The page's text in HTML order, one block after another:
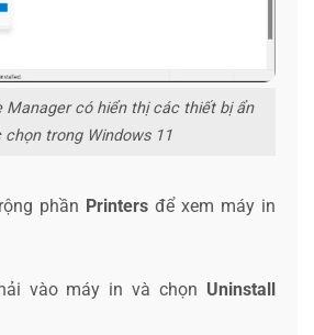
Manager có hiển thị các thiết bị ẩn
chọn trong Windows 11
phần Printers để xem máy in
vào máy in và chọn Uninstall